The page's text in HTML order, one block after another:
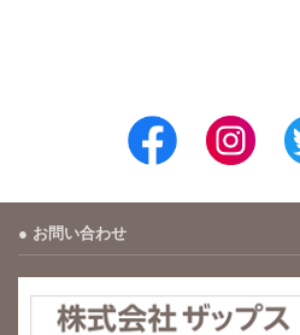
お問い合わせ